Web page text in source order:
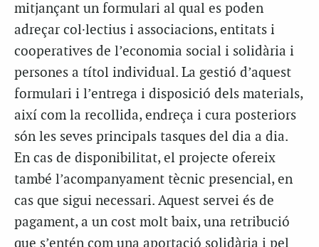
mitjançant un formulari al qual es poden
adreçar col·lectius i associacions, entitats i
cooperatives de l’economia social i solidària i
persones a títol individual. La gestió d’aquest
formulari i l’entrega i disposició dels materials,
així com la recollida, endreça i cura posteriors
són les seves principals tasques del dia a dia.
En cas de disponibilitat, el projecte ofereix
també l’acompanyament tècnic presencial, en
cas que sigui necessari. Aquest servei és de
pagament, a un cost molt baix, una retribució